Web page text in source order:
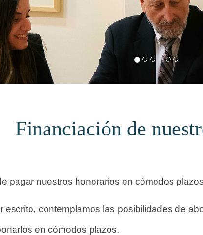
Financiación de
pagar nuestros honorarios en cómodos
escrito, contemplamos las posibilidades de
en cómodos plazos.